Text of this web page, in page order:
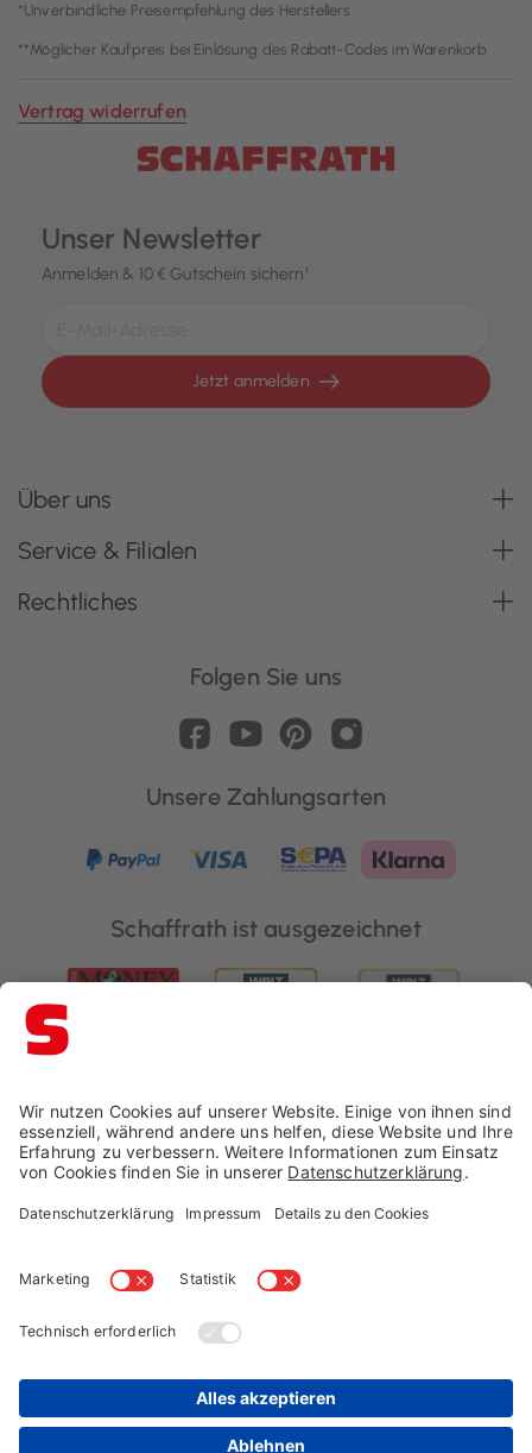
*Unverbindliche Preisempfehlung des Herstellers
**Möglicher Kaufpreis bei Einlösung des Rabatt-Codes im Warenkorb
Vertrag widerrufen
Unser Newsletter
Anmelden & 10 € Gutschein sichern¹
Jetzt anmelden
Über uns
Service & Filialen
Rechtliches
Folgen Sie uns
Unsere Zahlungsarten
Schaffrath ist ausgezeichnet